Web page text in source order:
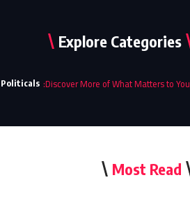
Explore Categories
Discover More of What Matters to You
:
Politicals
Most Read